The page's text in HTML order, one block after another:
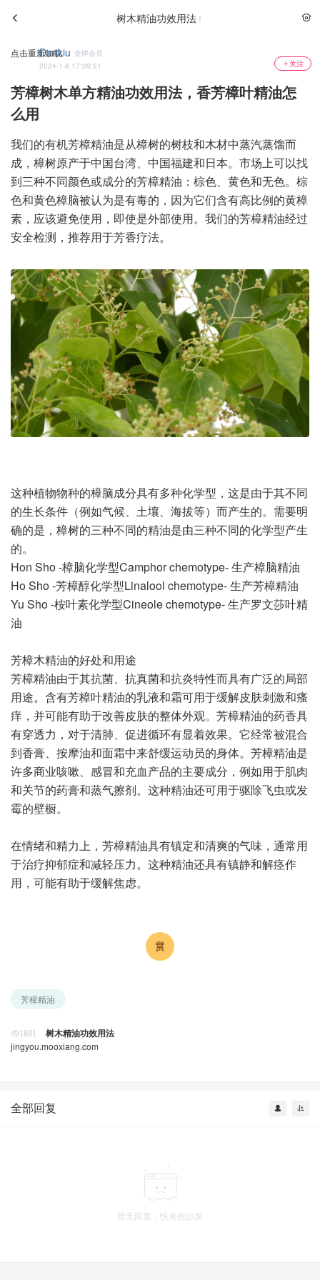
树木精油功效用法
点击重新加载
Dankiu 金牌会员
2024-1-8 17:09:51
关注
芳樟树木单方精油功效用法，香芳樟叶精油怎
么用
我们的有机芳樟精油是从樟树的树枝和木材中蒸汽蒸馏而
成，樟树原产于中国台湾、中国福建和日本。市场上可以找
到三种不同颜色或成分的芳樟精油：棕色、黄色和无色。棕
色和黄色樟脑被认为是有毒的，因为它们含有高比例的黄樟
素，应该避免使用，即使是外部使用。我们的芳樟精油经过
安全检测，推荐用于芳香疗法。
这种植物物种的樟脑成分具有多种化学型，这是由于其不同
的生长条件（例如气候、土壤、海拔等）而产生的。需要明
确的是，樟树的三种不同的精油是由三种不同的化学型产生
的。
Hon Sho -樟脑化学型Camphor chemotype- 生产樟脑精油
Ho Sho -芳樟醇化学型Linalool chemotype- 生产芳樟精油
Yu Sho -桉叶素化学型Cineole chemotype- 生产罗文莎叶精
油
芳樟木精油的好处和用途
芳樟精油由于其抗菌、抗真菌和抗炎特性而具有广泛的局部
用途。含有芳樟叶精油的乳液和霜可用于缓解皮肤刺激和瘙
痒，并可能有助于改善皮肤的整体外观。芳樟精油的药香具
有穿透力，对于清肺、促进循环有显着效果。它经常被混合
到香膏、按摩油和面霜中来舒缓运动员的身体。芳樟精油是
许多商业咳嗽、感冒和充血产品的主要成分，例如用于肌肉
和关节的药膏和蒸气擦剂。这种精油还可用于驱除飞虫或发
霉的壁橱。
在情绪和精力上，芳樟精油具有镇定和清爽的气味，通常用
于治疗抑郁症和减轻压力。这种精油还具有镇静和解痉作
用，可能有助于缓解焦虑。
芳樟精油
1881 树木精油功效用法
jingyou.mooxiang.com
全部回复
暂无回复，快来抢沙发